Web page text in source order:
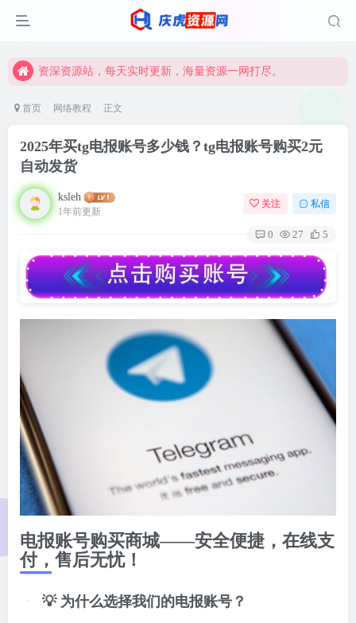
资深资源站，每天实时更新，海量资源一网打尽。
资深资源站，每天实时更新，海量资源一网打尽。
首页 网络教程 正文
2025年买tg电报账号多少钱？tg电报账号购买2元
自动发货
ksleh
1年前更新
关注 私信
0 27 5
电报账号购买商城——安全便捷，在线支
付，售后无忧！
💡 为什么选择我们的电报账号？